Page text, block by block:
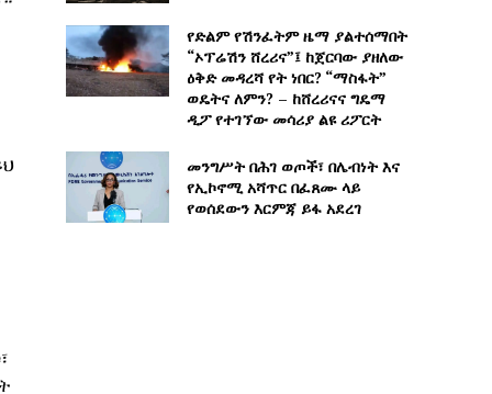
የድልም የሽንፈትም ዜማ ያልተሰማበት
“ኦፕሬሽን ሸረሪና”፤ ከጀርባው ያዘለው
ዕቅድ መዳረሻ የት ነበር? “ማስፋት”
ወዴትና ለምን? – ከሸረሪናና ግዴማ
ዲፖ የተገኘው መሳሪያ ልዩ ሪፖርት
መንግሥት በሕገ ወጦች፣ በሌብነት እና
የኢኮኖሚ አሻጥር በፈጸሙ ላይ
የወሰደውን እርምጃ ይፋ አደረገ